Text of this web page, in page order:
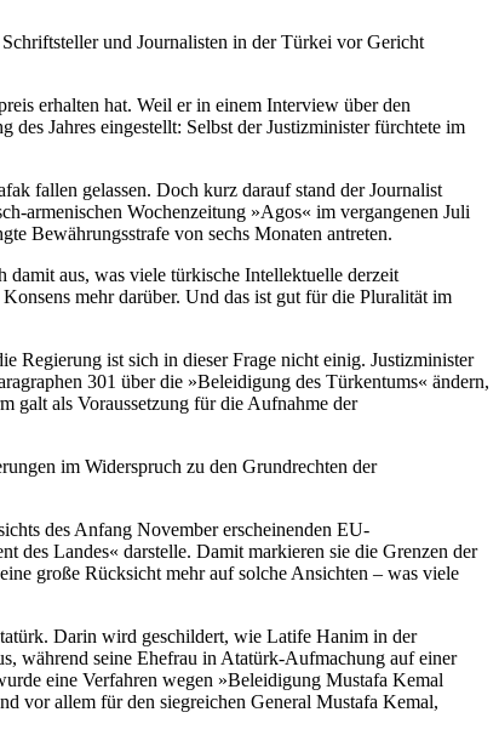
und Journalisten in der Türkei vor Gericht
erhalten hat. Weil er in einem Interview über den
Jahres eingestellt: Selbst der Justizminister fürchtete im
fallen gelassen. Doch kurz darauf stand der Journalist
armenischen Wochenzeitung »Agos« im vergangenen Juli
Bewährungsstrafe von sechs Monaten antreten.
damit aus, was viele türkische Intellektuelle derzeit
mehr darüber. Und das ist gut für die Pluralität im
Regierung ist sich in dieser Frage nicht einig. Justizminister
301 über die »Beleidigung des Türkentums« ändern,
galt als Voraussetzung für die Aufnahme der
im Widerspruch zu den Grundrechten der
des Anfang November erscheinenden EU-
des Landes« darstelle. Damit markieren sie die Grenzen der
große Rücksicht mehr auf solche Ansichten – was viele
Darin wird geschildert, wie Latife Hanim in der
während seine Ehefrau in Atatürk-Aufmachung auf einer
eine Verfahren wegen »Beleidigung Mustafa Kemal
vor allem für den siegreichen General Mustafa Kemal,